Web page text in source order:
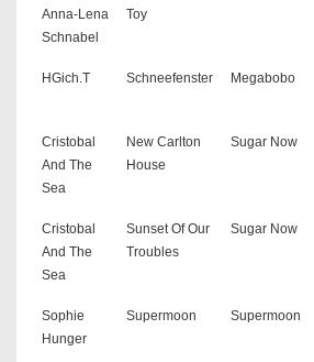
Anna-Lena
Schnabel
Toy
HGich.T Schneefenster Megabobo
Cristobal
And The
Sea
New Carlton
House
Sugar Now
Cristobal
And The
Sea
Sunset Of Our
Troubles
Sugar Now
Sophie
Hunger
Supermoon Supermoon